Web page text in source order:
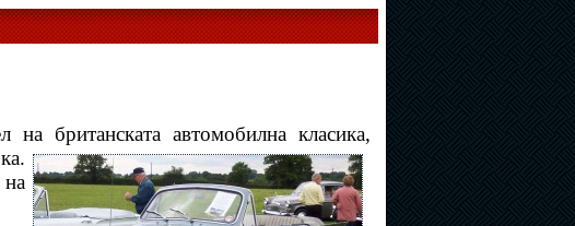
на британската автомобилна класика,
на